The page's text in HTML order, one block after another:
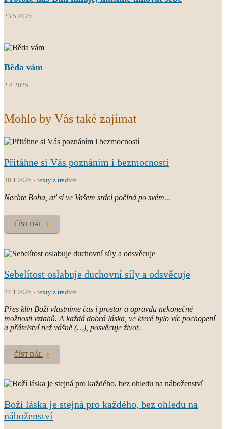
23.5.2025
Běda vám
2.8.2025
Mohlo by Vás také zajímat
Přitáhne si Vás poznáním i bezmocností
30.1.2026 texty z tradice
Nechte Boha, ať si ve Vašem srdci počíná po svém...
ČÍST DÁL
Sebelítost oslabuje duchovní síly a odsvěcuje
27.1.2026 texty z tradice
Přes klín Boží vlastníme čas i prostor a opravdu nekonečné
možnosti vztahů. A každá dobrá láska, ve které bylo víc pochopení
a přátelství než vášně (…), posvěcuje život.
ČÍST DÁL
Boží láska je stejná pro každého, bez ohledu na
náboženství